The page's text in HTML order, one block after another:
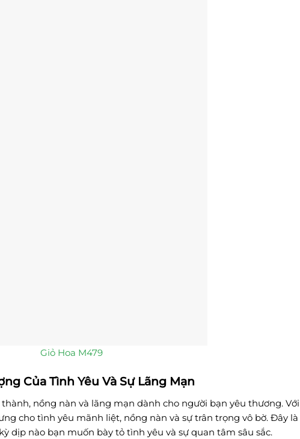
Giỏ Hoa M479
Của Tình Yêu Và Sự Lãng Mạn
nồng nàn và lãng mạn dành cho người bạn yêu thương.
cho tình yêu mãnh liệt, nồng nàn và sự trân trọng vô bờ. Đây
dịp nào bạn muốn bày tỏ tình yêu và sự quan tâm sâu sắc.